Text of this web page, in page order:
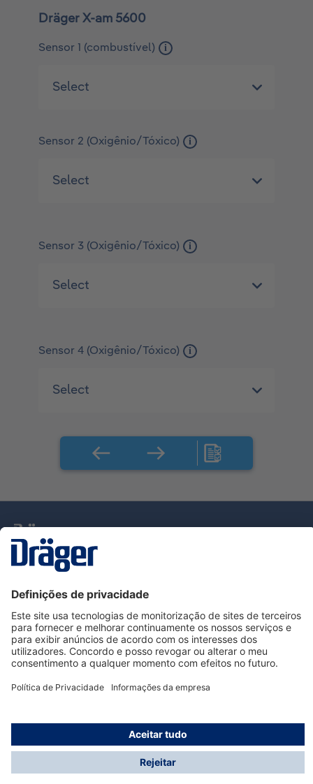
Dräger X-am 5600
Sensor 1 (combustível) i
Sensor 2 (Oxigênio/Tóxico) i
Sensor 3 (Oxigênio/Tóxico) i
Sensor 4 (Oxigênio/Tóxico) i
Serviço de Apoio ao Cliente Dräger
Utilização da loja
Informações
© Dräger Portugal, Lda, 2024
* Todos os preços excl. IVA mais
possíveis taxas de entrega, se não for indicado o